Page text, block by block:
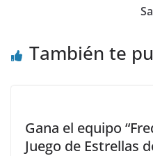
También te
Gana el equipo
Juego de Estrellas